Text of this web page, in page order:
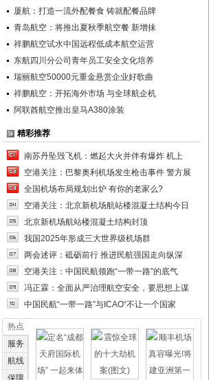
厦航：打造一流外配餐食 铸就配餐品牌
青岛航空：将推出夏秋季航空餐 新增抹
祥鹏航空试水中国远程低成本航空运营
东航四川分公司青年员工安全文化培养
瑞丽航空50000元重金悬赏企业好歌曲
祥鹏航空：开拓海外市场 与全球航企机
阿联酋航空推出皇马A380涂装
精彩推荐
南苏丹坠毁飞机：燃起大火并伴有爆炸 机上
空港关注：巴黎奥利机场发生枪击事件 警方展
全国机场布局规划出炉 有你的老家么?
空港关注：北京新机场航站楼混凝土结构今日
北京新机场航站楼混凝土结构封顶
我国2025年形成三大世界级机场群
两会述评：砥砺前行 推进民航强国走向纵深
空港关注：中国民航领跑“一带一路”的底气
冯正霖：全面从严治理航空安全，要思想上谋
中国民航“一带一路”与ICAO“不让一个国家
热点
服务
航线
保障